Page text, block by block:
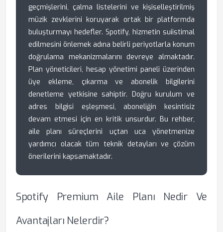
geçmişlerini, çalma listelerini ve kişiselleştirilmiş
müzik zevklerini koruyarak ortak bir platformda
buluşturmayı hedefler. Spotify, hizmetin suiistimal
edilmesini önlemek adına belirli periyotlarla konum
doğrulama mekanizmalarını devreye almaktadır.
Plan yöneticileri, hesap yönetimi paneli üzerinden
üye ekleme, çıkarma ve abonelik bilgilerini
denetleme yetkisine sahiptir. Doğru kurulum ve
adres bilgisi eşleşmesi, aboneliğin kesintisiz
devam etmesi için en kritik unsurdur. Bu rehber,
aile planı süreçlerini uçtan uca yönetmenize
yardımcı olacak tüm teknik detayları ve çözüm
önerilerini kapsamaktadır.
Spotify Premium Aile Planı Nedir Ve
Avantajları Nelerdir?